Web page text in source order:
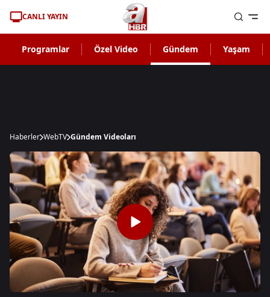
CANLI YAYIN
Programlar Özel Video Gündem Yaşam
Haberler WebTV Gündem Videoları